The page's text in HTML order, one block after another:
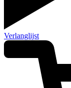
Verlanglijst